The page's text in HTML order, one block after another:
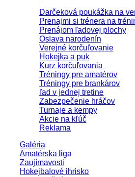
Darčeková poukážka na
Prenajmi si trénera na
Prenájom ľadovej plochy
Oslava narodenín
Verejné korčuľovanie
Hokejka a puk
Kurz korčuľovania
Tréningy pre amatérov
Tréningy pre brankárov
ľad v jednej tretine
Zabezpečenie hráčov
Turnaje a kempy
Akcie na kľúč
Reklama
Galéria
Amatérska liga
Zaujímavosti
Hokejbalové ihrisko